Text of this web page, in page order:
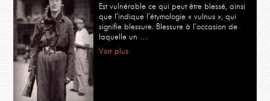
Est vulnérable ce qui peut être blessé, ainsi
que l’indique l’étymologie « vulnus », qui
signifie blessure. Blessure à l’occasion de
laquelle un …
Voir plus